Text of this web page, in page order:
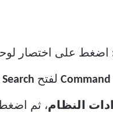
اضغط على اختصار
Command لفتح
النظام، ثم